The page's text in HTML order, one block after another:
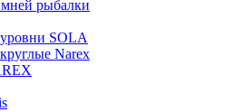
рыбалки
SOLA
Narex